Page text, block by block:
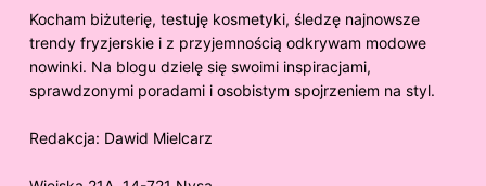
Kocham biżuterię, testuję kosmetyki, śledzę najnowsze
trendy fryzjerskie i z przyjemnością odkrywam modowe
nowinki. Na blogu dzielę się swoimi inspiracjami,
sprawdzonymi poradami i osobistym spojrzeniem na styl.
Redakcja: Dawid Mielcarz